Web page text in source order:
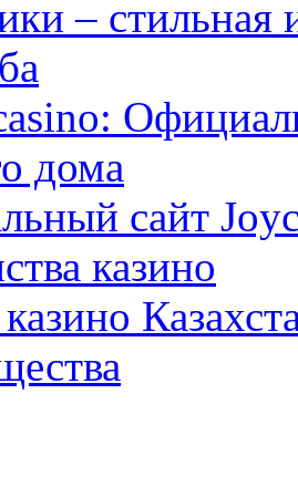
– стильная
дома
сайт
казино